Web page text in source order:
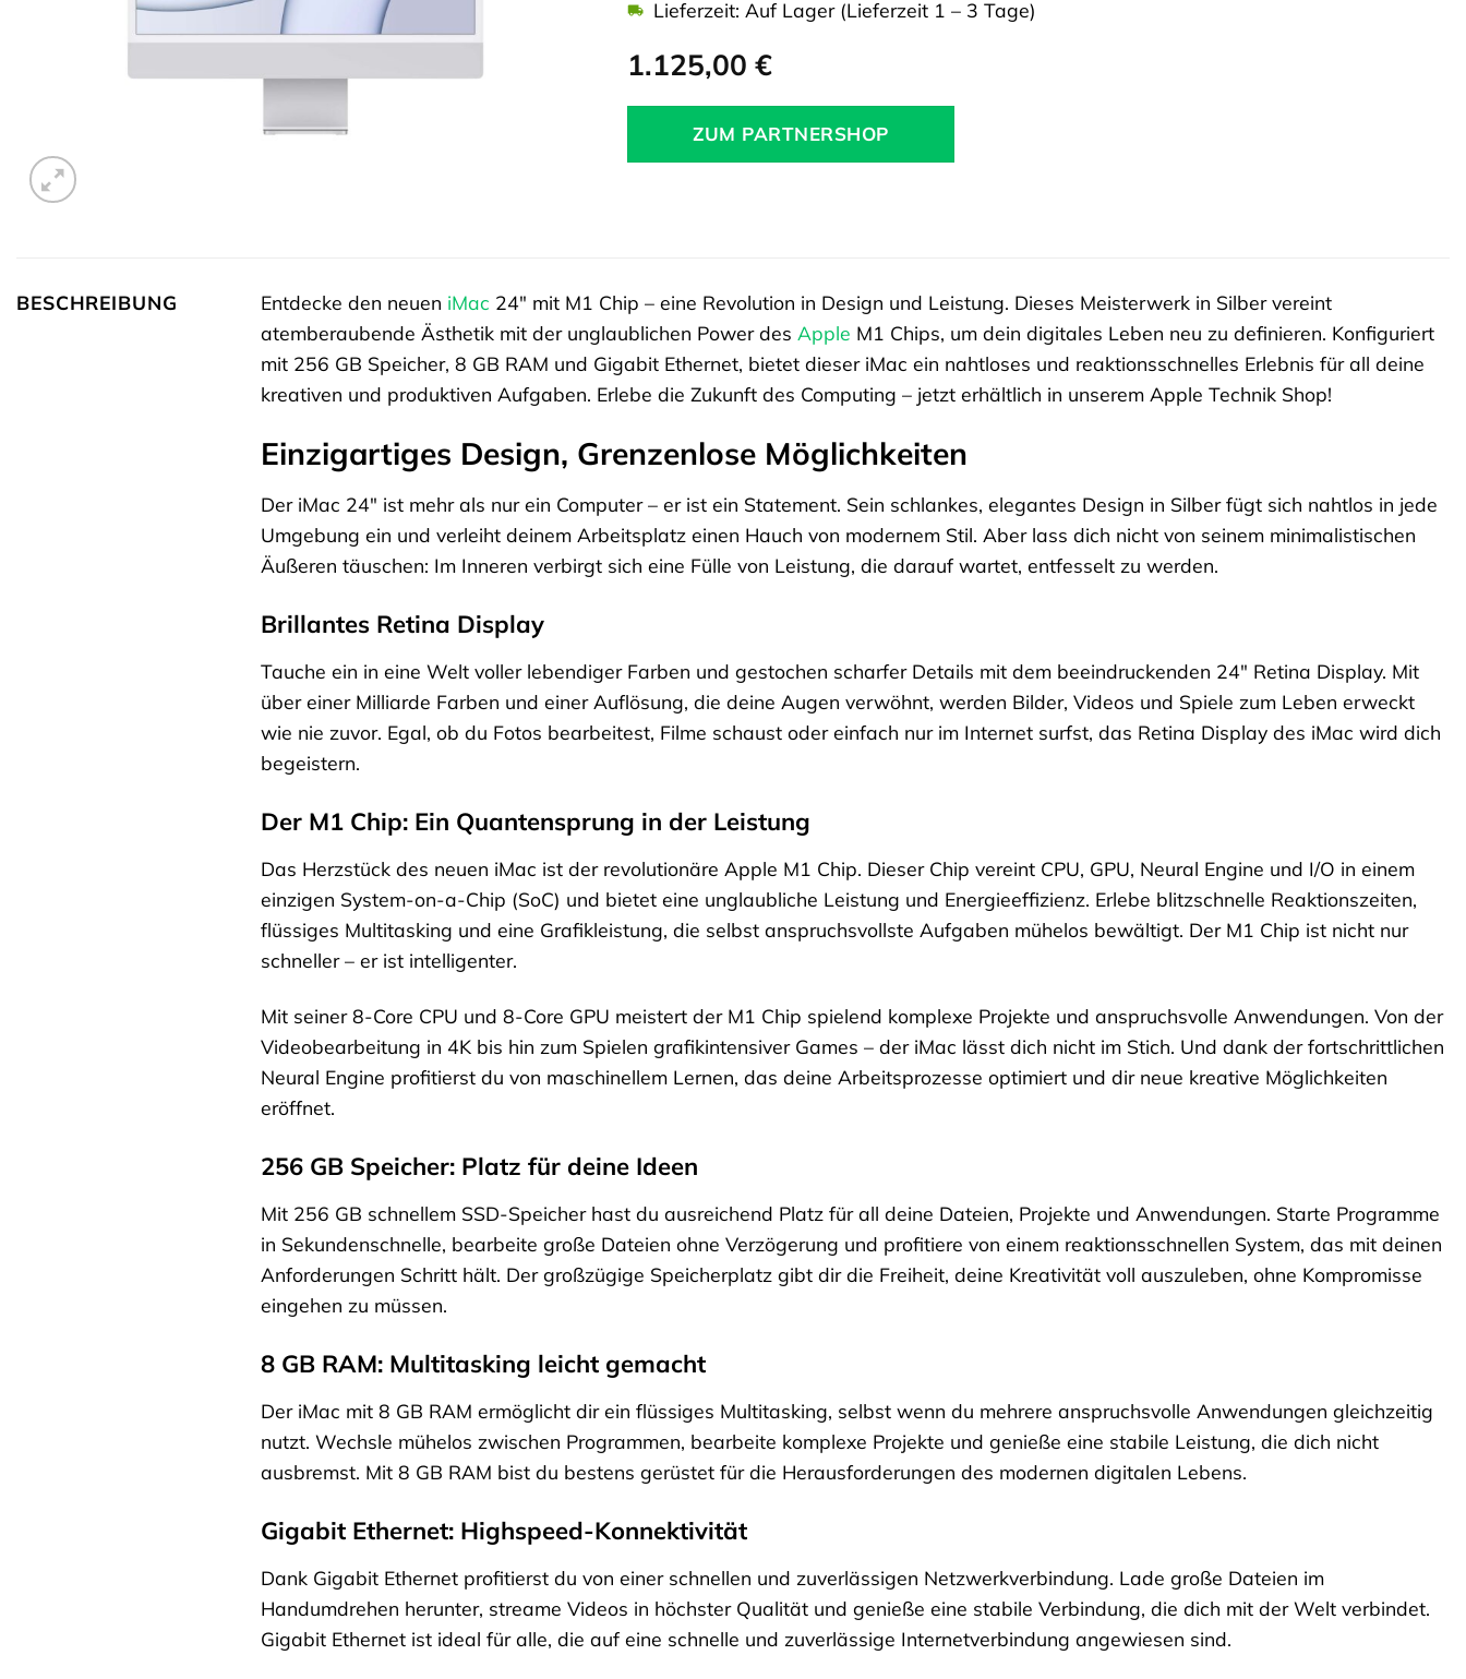
1.125,00 €
Lieferzeit: Auf Lager (Lieferzeit 1 – 3 Tage)
ZUM PARTNERSHOP
BESCHREIBUNG Entdecke den neuen iMac 24″ mit M1 Chip – eine Revolution in Design und Leistung. Dieses Meisterwerk in Silber vereint
atemberaubende Ästhetik mit der unglaublichen Power des Apple M1 Chips, um dein digitales Leben neu zu definieren. Konfiguriert
mit 256 GB Speicher, 8 GB RAM und Gigabit Ethernet, bietet dieser iMac ein nahtloses und reaktionsschnelles Erlebnis für all deine
kreativen und produktiven Aufgaben. Erlebe die Zukunft des Computing – jetzt erhältlich in unserem Apple Technik Shop!
Einzigartiges Design, Grenzenlose Möglichkeiten
Der iMac 24″ ist mehr als nur ein Computer – er ist ein Statement. Sein schlankes, elegantes Design in Silber fügt sich nahtlos in jede
Umgebung ein und verleiht deinem Arbeitsplatz einen Hauch von modernem Stil. Aber lass dich nicht von seinem minimalistischen
Äußeren täuschen: Im Inneren verbirgt sich eine Fülle von Leistung, die darauf wartet, entfesselt zu werden.
Brillantes Retina Display
Tauche ein in eine Welt voller lebendiger Farben und gestochen scharfer Details mit dem beeindruckenden 24″ Retina Display. Mit
über einer Milliarde Farben und einer Auflösung, die deine Augen verwöhnt, werden Bilder, Videos und Spiele zum Leben erweckt
wie nie zuvor. Egal, ob du Fotos bearbeitest, Filme schaust oder einfach nur im Internet surfst, das Retina Display des iMac wird dich
begeistern.
Der M1 Chip: Ein Quantensprung in der Leistung
Das Herzstück des neuen iMac ist der revolutionäre Apple M1 Chip. Dieser Chip vereint CPU, GPU, Neural Engine und I/O in einem
einzigen System-on-a-Chip (SoC) und bietet eine unglaubliche Leistung und Energieeffizienz. Erlebe blitzschnelle Reaktionszeiten,
flüssiges Multitasking und eine Grafikleistung, die selbst anspruchsvollste Aufgaben mühelos bewältigt. Der M1 Chip ist nicht nur
schneller – er ist intelligenter.
Mit seiner 8-Core CPU und 8-Core GPU meistert der M1 Chip spielend komplexe Projekte und anspruchsvolle Anwendungen. Von der
Videobearbeitung in 4K bis hin zum Spielen grafikintensiver Games – der iMac lässt dich nicht im Stich. Und dank der fortschrittlichen
Neural Engine profitierst du von maschinellem Lernen, das deine Arbeitsprozesse optimiert und dir neue kreative Möglichkeiten
eröffnet.
256 GB Speicher: Platz für deine Ideen
Mit 256 GB schnellem SSD-Speicher hast du ausreichend Platz für all deine Dateien, Projekte und Anwendungen. Starte Programme
in Sekundenschnelle, bearbeite große Dateien ohne Verzögerung und profitiere von einem reaktionsschnellen System, das mit deinen
Anforderungen Schritt hält. Der großzügige Speicherplatz gibt dir die Freiheit, deine Kreativität voll auszuleben, ohne Kompromisse
eingehen zu müssen.
8 GB RAM: Multitasking leicht gemacht
Der iMac mit 8 GB RAM ermöglicht dir ein flüssiges Multitasking, selbst wenn du mehrere anspruchsvolle Anwendungen gleichzeitig
nutzt. Wechsle mühelos zwischen Programmen, bearbeite komplexe Projekte und genieße eine stabile Leistung, die dich nicht
ausbremst. Mit 8 GB RAM bist du bestens gerüstet für die Herausforderungen des modernen digitalen Lebens.
Gigabit Ethernet: Highspeed-Konnektivität
Dank Gigabit Ethernet profitierst du von einer schnellen und zuverlässigen Netzwerkverbindung. Lade große Dateien im
Handumdrehen herunter, streame Videos in höchster Qualität und genieße eine stabile Verbindung, die dich mit der Welt verbindet.
Gigabit Ethernet ist ideal für alle, die auf eine schnelle und zuverlässige Internetverbindung angewiesen sind.